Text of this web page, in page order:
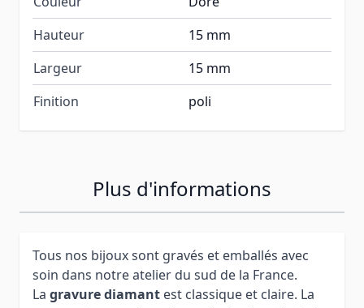
Hauteur
15 mm
Largeur
15 mm
Finition
poli
Plus d'informations
Tous nos bijoux sont gravés et emballés avec
soin dans notre atelier du sud de la France.
La gravure diamant est classique et claire. La